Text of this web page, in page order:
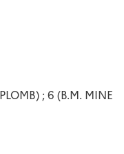
; 6 (B.M. MINE